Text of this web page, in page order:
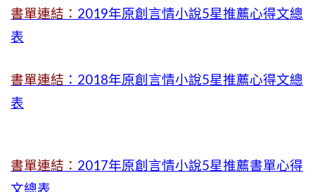
書單連結： 2019年原創言情小說5星推薦心得文總
表
書單連結 ：2018年原創言情小說5星推薦心得文總
表
書單連結： 2017年原創言情小說5星推薦書單心得
文總表